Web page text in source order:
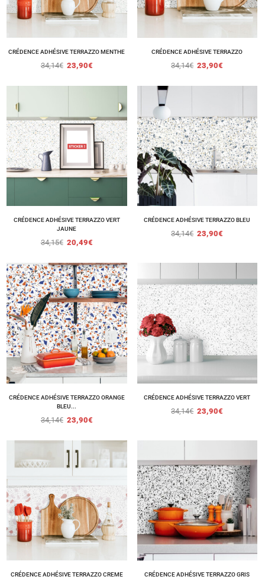
CRÉDENCE ADHÉSIVE TERRAZZO MENTHE
34,14€ 23,90€
CRÉDENCE ADHÉSIVE TERRAZZO
34,14€ 23,90€
CRÉDENCE ADHÉSIVE TERRAZZO VERT
JAUNE
34,15€ 20,49€
CRÉDENCE ADHÉSIVE TERRAZZO BLEU
34,14€ 23,90€
CRÉDENCE ADHÉSIVE TERRAZZO ORANGE
BLEU...
34,14€ 23,90€
CRÉDENCE ADHÉSIVE TERRAZZO VERT
34,14€ 23,90€
CRÉDENCE ADHÉSIVE TERRAZZO CREME CRÉDENCE ADHÉSIVE TERRAZZO GRIS